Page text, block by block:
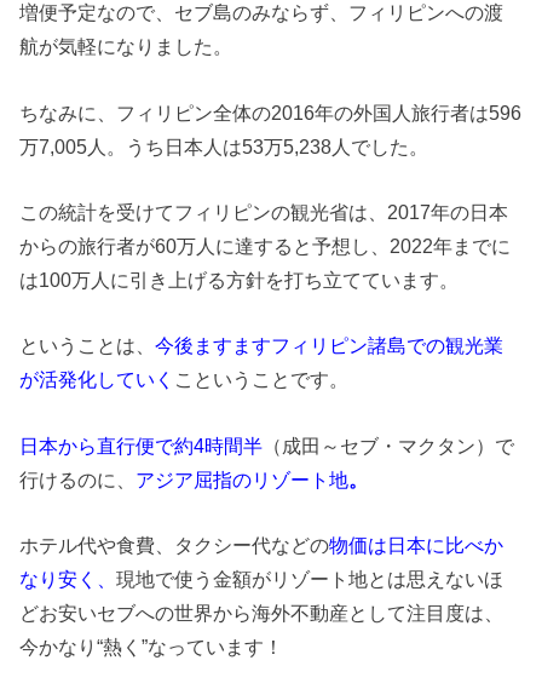
増便予定なので、セブ島のみならず、フィリピンへの渡
航が気軽になりました。
ちなみに、フィリピン全体の2016年の外国人旅行者は596
万7,005人。うち日本人は53万5,238人でした。
この統計を受けてフィリピンの観光省は、2017年の日本
からの旅行者が60万人に達すると予想し、2022年までに
は100万人に引き上げる方針を打ち立てています。
ということは、今後ますますフィリピン諸島での観光業
が活発化していく こということです。
日本から直行便で約4時間半 （成田～セブ・マクタン）で
行けるのに、 アジア屈指のリゾート地。
ホテル代や食費、タクシー代などの物価は日本に比べか
なり安く、現地で使う金額がリゾート地とは思えないほ
どお安いセブへの世界から海外不動産として注目度は、
今かなり“熱く”なっています！